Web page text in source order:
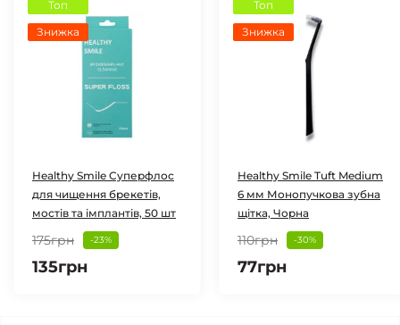
Топ
Знижка
Healthy Smile Cуперфлос
для чищення брекетів,
мостів та імплантів, 50 шт
175грн -23%
135грн
Топ
Знижка
Healthy Smile Tuft Medium
6 мм Монопучкова зубна
щітка, Чорна
110грн -30%
77грн